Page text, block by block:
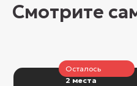
Смотрите
Осталось
2 места